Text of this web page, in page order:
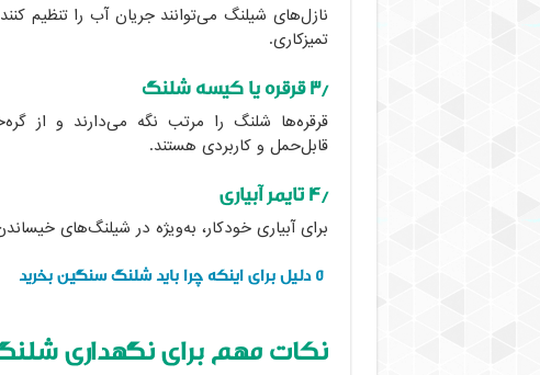
نازل‌های شیلنگ می‌توانند جریان آب را تنظیم
تمیزکاری.
۳٫ قرقره یا کیسه شلنگ
قرقره‌ها شلنگ را مرتب نگه می‌دارند و از
قابل‌حمل و کاربردی هستند.
۴٫ تایمر آبیاری
برای آبیاری خودکار، به‌ویژه در شیلنگ‌های
۵ دلیل برای اینکه چرا باید شلنگ‌ سنگین بخرید
نکات مهم برای نگهداری